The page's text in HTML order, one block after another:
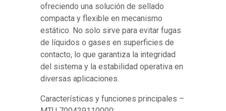
ofreciendo una solución de sellado
compacta y flexible en mecanismo
estático. No solo sirve para evitar fugas
de líquidos o gases en superficies de
contacto, lo que garantiza la integridad
del sistema y la estabilidad operativa en
diversas aplicaciones.
Características y funciones principales –